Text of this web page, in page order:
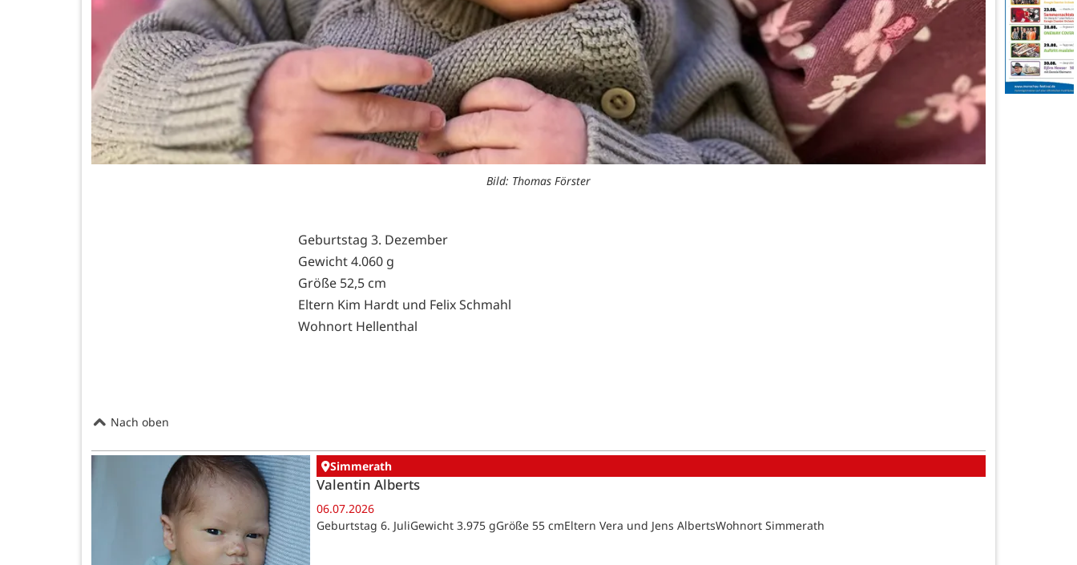
Bild: Thomas Förster
Geburtstag 3. Dezember
Gewicht 4.060 g
Größe 52,5 cm
Eltern Kim Hardt und Felix Schmahl
Wohnort Hellenthal
Nach oben
Simmerath
Valentin Alberts
06.07.2026
Geburtstag 6. JuliGewicht 3.975 gGröße 55 cmEltern Vera und Jens AlbertsWohnort Simmerath